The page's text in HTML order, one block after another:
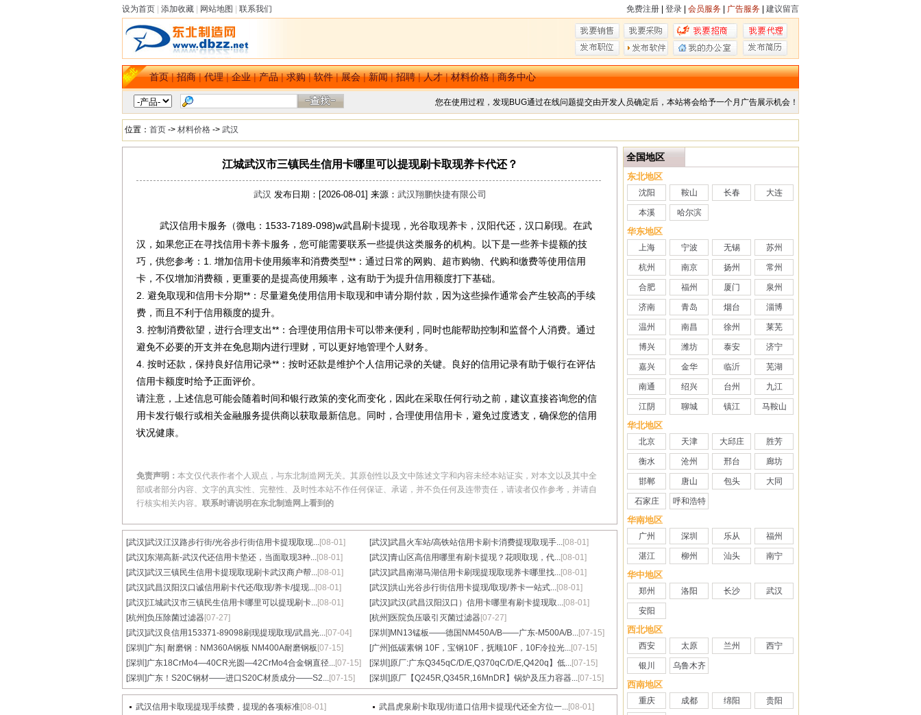
设为首页 添加收藏 网站地图 联系我们 免费注册 登录 会员服务 广告服务 建议留言
首页|招商|代理|企业|产品|求购|软件|展会|新闻|招聘|人才|材料价格|商务中心
您在使用过程，发现BUG通过在线问题提交由开发人员确定后，本站将会给予一个月广告展示机会！
位置： 首页 -> 材料价格 -> 武汉
江城武汉市三镇民生信用卡哪里可以提现刷卡取现养卡代还？
武汉 发布日期：[2026-08-01] 来源： 武汉翔鹏快捷有限公司
武汉信用卡服务（微电：1533-7189-098)w武昌刷卡提现，光谷取现养卡，汉阳代还，汉口刷现。在武
汉，如果您正在寻找信用卡养卡服务，您可能需要联系一些提供这类服务的机构。以下是一些养卡提额的技
巧，供您参考：1. 增加信用卡使用频率和消费类型**：通过日常的网购、超市购物、代购和缴费等使用信用
卡，不仅增加消费额，更重要的是提高使用频率，这有助于为提升信用额度打下基础。
2. 避免取现和信用卡分期**：尽量避免使用信用卡取现和申请分期付款，因为这些操作通常会产生较高的手续
费，而且不利于信用额度的提升。
3. 控制消费欲望，进行合理支出**：合理使用信用卡可以带来便利，同时也能帮助控制和监督个人消费。通过
避免不必要的开支并在免息期内进行理财，可以更好地管理个人财务。
4. 按时还款，保持良好信用记录**：按时还款是维护个人信用记录的关键。良好的信用记录有助于银行在评估
信用卡额度时给予正面评价。
请注意，上述信息可能会随着时间和银行政策的变化而变化，因此在采取任何行动之前，建议直接咨询您的信
用卡发行银行或相关金融服务提供商以获取最新信息。同时，合理使用信用卡，避免过度透支，确保您的信用
状况健康。
免责声明： 本文仅代表作者个人观点，与东北制造网无关。其原创性以及文中陈述文字和内容未经本站证实，对本文以及其中全
部或者部分内容、文字的真实性、完整性、及时性本站不作任何保证、承诺，并不负任何及连带责任，请读者仅作参考，并请自
行核实相关内容。 联系时请说明在东北制造网上看到的
[武汉]武汉江汉路步行街/光谷步行街信用卡提现取现...[08-01] [武汉]武昌火车站/高铁站信用卡刷卡消费提现取现手...[08-01]
[武汉]东湖高新-武汉代还信用卡垫还，当面取现3种...[08-01] [武汉]青山区高信用哪里有刷卡提现？花呗取现，代...[08-01]
[武汉]武汉三镇民生信用卡提现取现刷卡武汉商户帮...[08-01] [武汉]武昌南湖马湖信用卡刷现提现取现养卡哪里找...[08-01]
[武汉]武昌汉阳汉口诚信用刷卡代还/取现/养卡/提现...[08-01] [武汉]洪山光谷步行街信用卡提现/取现/养卡一站式...[08-01]
[武汉]江城武汉市三镇民生信用卡哪里可以提现刷卡...[08-01] [武汉]武汉(武昌汉阳汉口）信用卡哪里有刷卡提现取...[08-01]
[杭州]负压除菌过滤器[07-27] [杭州] 医院负压吸引灭菌过滤器[07-27]
[武汉]武汉良信用153371-89098刷现提现取现/武昌光...[07-04] [深圳] MN13锰板——德国NM450A/B——广东-M500A/B...[07-15]
[深圳]广东| 耐磨钢：NM360A钢板 NM400A耐磨钢板 [07-15] [广州]低碳素钢 10F，宝钢10F，抚顺10F，10F冷拉光...[07-15]
[深圳]广东18CrMo4—40CR光圆—42CrMo4合金钢直径...[07-15] [深圳]原厂:广东Q345qC/D/E,Q370qC/D/E,Q420q】低...[07-15]
[深圳]广东！S20C钢材——进口S20C材质成分——S2...[07-15] [深圳]原厂【Q245R,Q345R,16MnDR】锅炉及压力容器...[07-15]
武汉信用卡取现提现手续费，提现的各项标准[08-01] 武昌虎泉刷卡取现/街道口信用卡提现代还全方位一...[08-01]
全国地区
东北地区
沈阳 鞍山 长春 大连
本溪 哈尔滨
华东地区
上海 宁波 无锡 苏州
杭州 南京 扬州 常州
合肥 福州 厦门 泉州
济南 青岛 烟台 淄博
温州 南昌 徐州 莱芜
博兴 潍坊 泰安 济宁
嘉兴 金华 临沂 芜湖
南通 绍兴 台州 九江
江阴 聊城 镇江 马鞍山
华北地区
北京 天津 大邱庄 胜芳
衡水 沧州 邢台 廊坊
邯郸 唐山 包头 大同
石家庄 呼和浩特
华南地区
广州 深圳 乐从 福州
湛江 柳州 汕头 南宁
华中地区
郑州 洛阳 长沙 武汉
安阳
西北地区
西安 太原 兰州 西宁
银川 乌鲁木齐
西南地区
重庆 成都 绵阳 贵阳